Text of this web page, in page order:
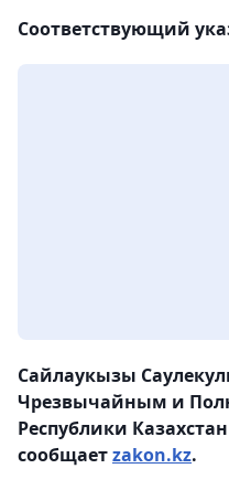
Соответствующий
Сайлаукызы
Чрезвычайным и
Республики
сообщаетzakon.kz.